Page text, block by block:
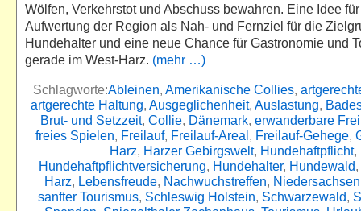
Wölfen, Verkehrstot und Abschuss bewahren. Eine Idee
Aufwertung der Region als Nah- und Fernziel für die
Hundehalter und eine neue Chance für Gastronomie und
gerade im West-Harz. (mehr …)
Schlagworte:Ableinen, Amerikanische Collies,
artgerechte Haltung, Ausgeglichenheit, Auslastung,
Brut- und Setzzeit, Collie, Dänemark, erwanderbare
freies Spielen, Freilauf, Freilauf-Areal, Freilauf-Gehege,
Harz, Harzer Gebirgswelt, Hundehaftpflicht,
Hundehaftpflichtversicherung, Hundehalter, Hundewald,
Harz, Lebensfreude, Nachwuchstreffen, Niedersachsen
sanfter Tourismus, Schleswig Holstein, Schwarzewald,